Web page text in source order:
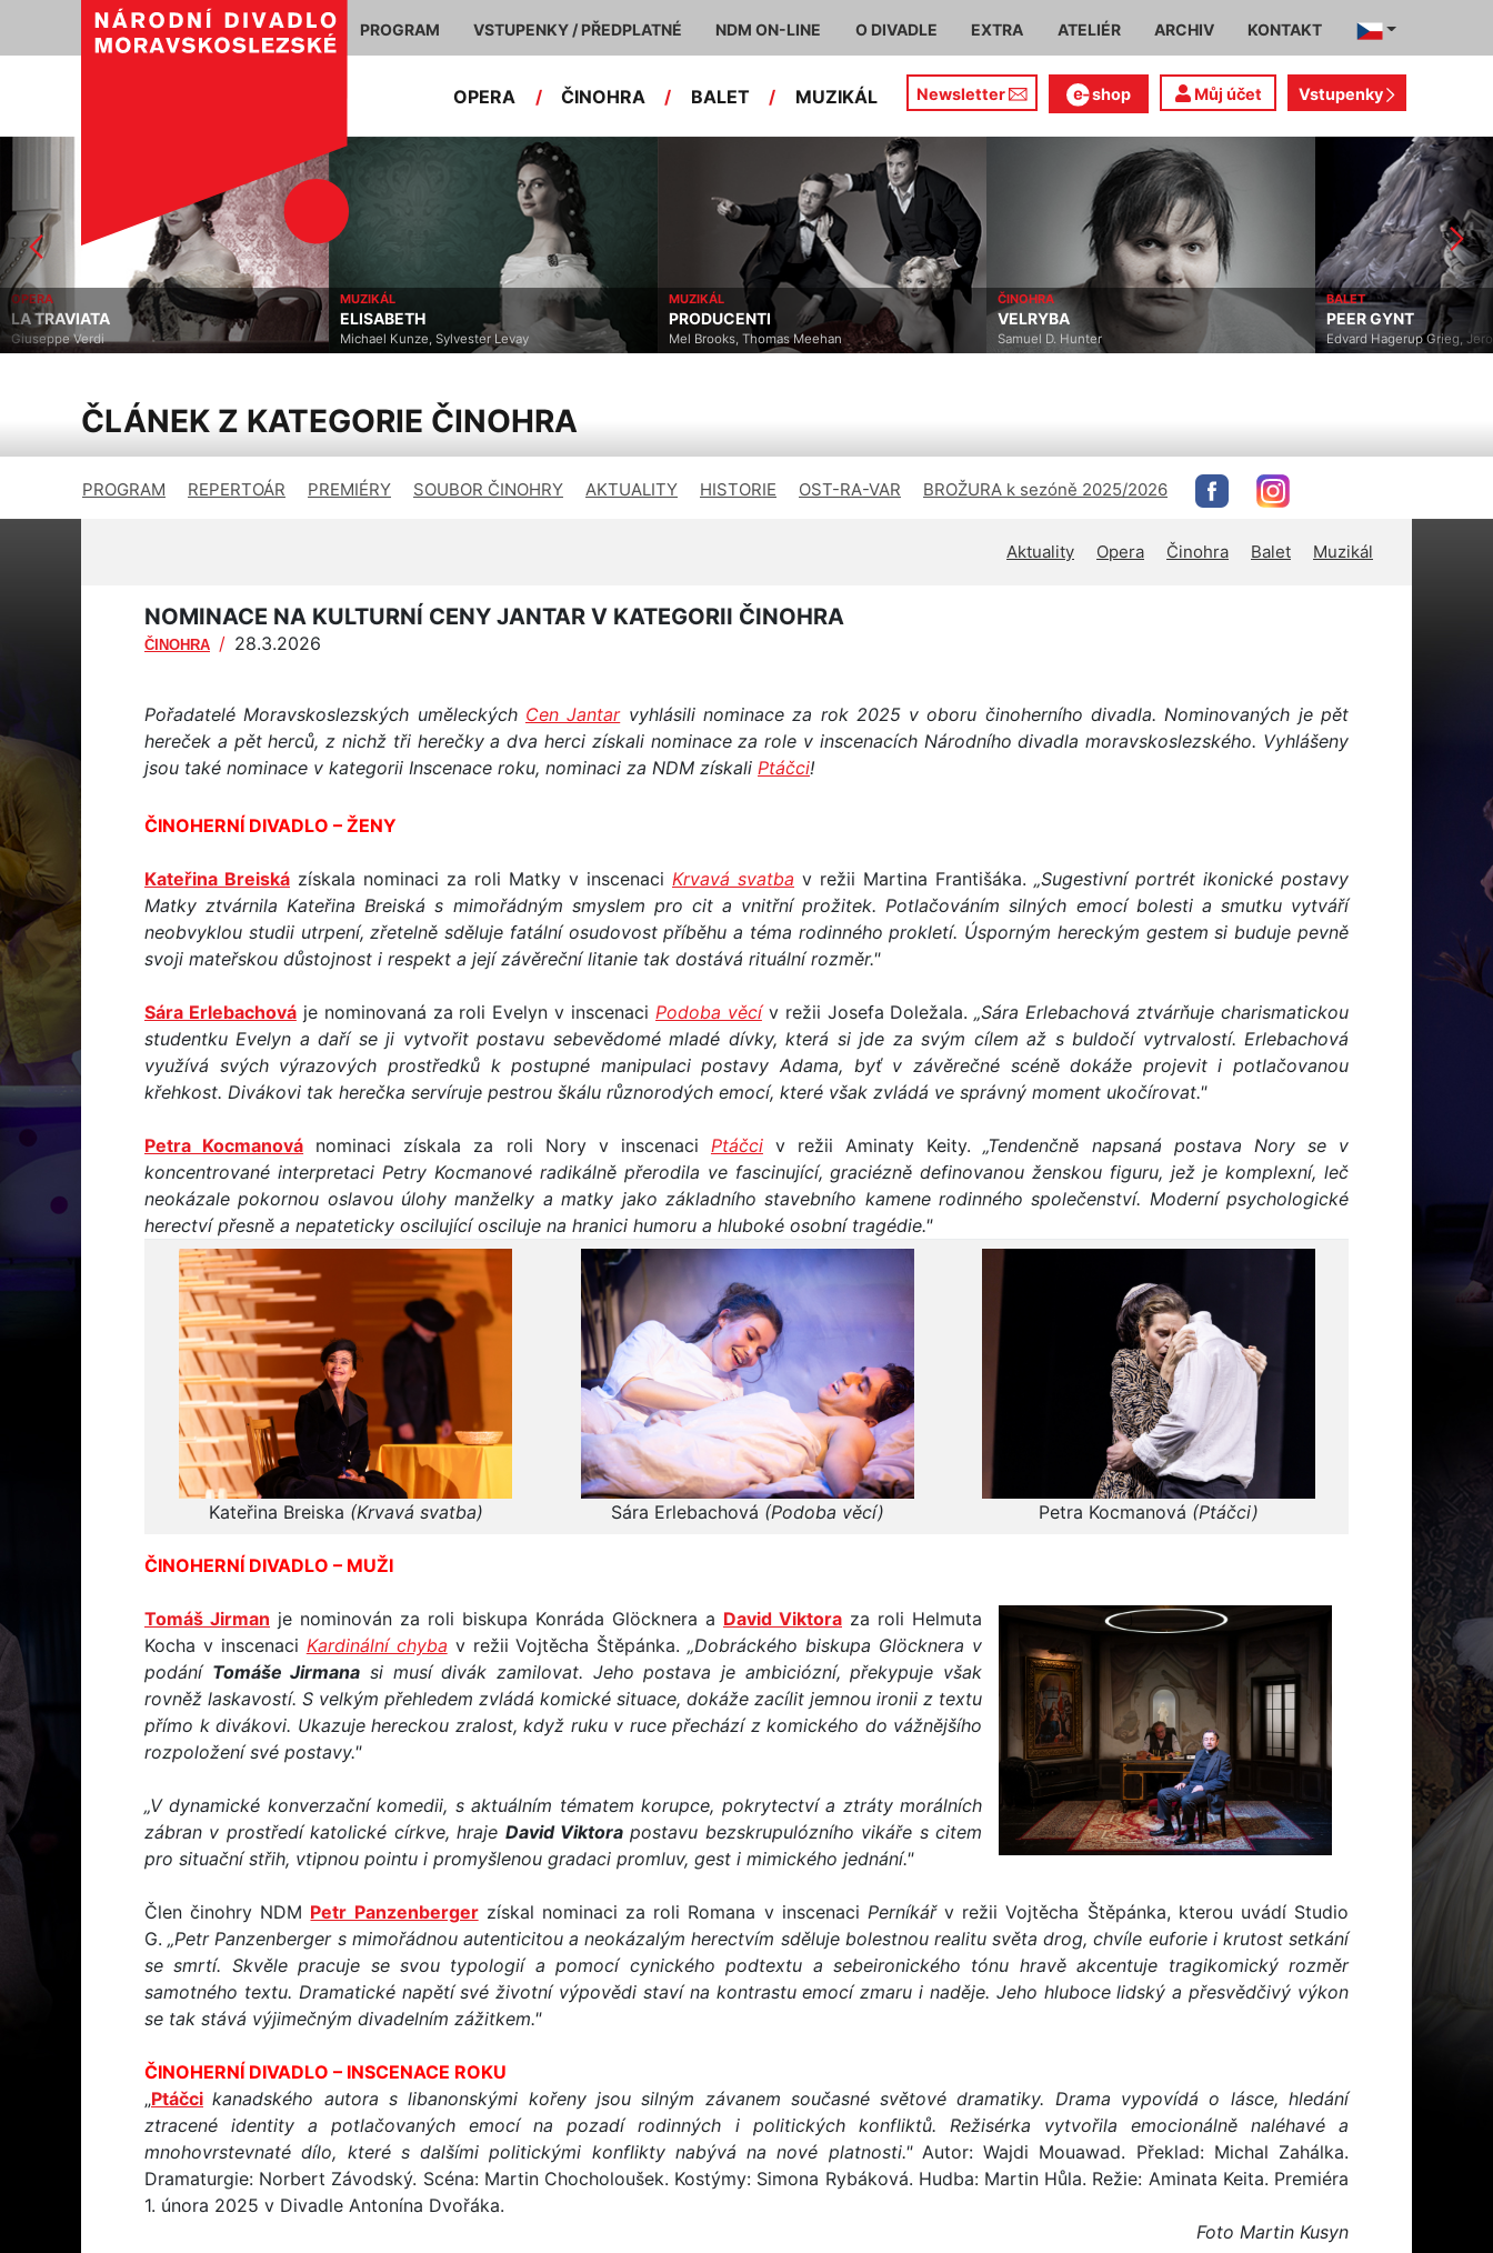
PROGRAM VSTUPENKY / PŘEDPLATNÉ NDM ON-LINE O DIVADLE EXTRA ATELIÉR ARCHIV KONTAKT
OPERA / ČINOHRA / BALET / MUZIKÁL Newsletter shop Můj účet Vstupenky
Verdi
MUZIKÁL
ELISABETH
Michael Kunze, Sylvester Levay
PRODUCENTI
Mel Brooks, Thomas Meehan
ČINOHRA
VELRYBA
Samuel D. Hunter
PEER GYNT
Edvard Hagerup Grieg, Jeroen
ČLÁNEK Z KATEGORIE ČINOHRA
PROGRAM REPERTOÁR PREMIÉRY SOUBOR ČINOHRY AKTUALITY HISTORIE OST-RA-VAR BROŽURA k sezóně 2025/2026
Aktuality Opera Činohra Balet Muzikál
NOMINACE NA KULTURNÍ CENY JANTAR V KATEGORII ČINOHRA
ČINOHRA / 28.3.2026
Pořadatelé Moravskoslezských uměleckých Cen Jantarvyhlásili nominace za rok 2025 v oboru činoherního divadla. Nominovaných je pět
hereček a pět herců, z nichž tři herečky a dva herci získali nominace za role v inscenacích Národního divadla moravskoslezského. Vyhlášeny
jsou také nominace v kategorii Inscenace roku, nominaci za NDM získali Ptáčci!
ČINOHERNÍ DIVADLO – ŽENY
Kateřina Breiská získala nominaci za roli Matky v inscenaci Krvavá svatba v režii Martina Františáka. „Sugestivní portrét ikonické postavy
Matky ztvárnila Kateřina Breiská s mimořádným smyslem pro cit a vnitřní prožitek. Potlačováním silných emocí bolesti a smutku vytváří
neobvyklou studii utrpení, zřetelně sděluje fatální osudovost příběhu a téma rodinného prokletí. Úsporným hereckým gestem si buduje pevně
svoji mateřskou důstojnost i respekt a její závěreční litanie tak dostává rituální rozměr."
Sára Erlebachováje nominovaná za roli Evelyn v inscenaciPodoba věcív režii Josefa Doležala.„Sára Erlebachová ztvárňuje charismatickou
studentku Evelyn a daří se ji vytvořit postavu sebevědomé mladé dívky, která si jde za svým cílem až s buldočí vytrvalostí. Erlebachová
využívá svých výrazových prostředků k postupné manipulaci postavy Adama, byť v závěrečné scéně dokáže projevit i potlačovanou
křehkost. Divákovi tak herečka servíruje pestrou škálu různorodých emocí, které však zvládá ve správný moment ukočírovat."
Petra Kocmanová nominaci získala za roli Nory v inscenaci Ptáčciv režii Aminaty Keity.„Tendenčně napsaná postava Nory se v
koncentrované interpretaci Petry Kocmanové radikálně přerodila ve fascinující, graciézně definovanou ženskou figuru, jež je komplexní, leč
neokázale pokornou oslavou úlohy manželky a matky jako základního stavebního kamene rodinného společenství. Moderní psychologické
herectví přesně a nepateticky oscilující osciluje na hranici humoru a hluboké osobní tragédie."
Kateřina Breiska (Krvavá svatba) Sára Erlebachová (Podoba věcí) Petra Kocmanová (Ptáčci)
ČINOHERNÍ DIVADLO – MUŽI
Tomáš Jirman je nominován za roli biskupa Konráda Glöcknera a David Viktora za roli Helmuta
Kocha v inscenaci Kardinální chyba v režii Vojtěcha Štěpánka.„Dobráckého biskupa Glöcknera v
podání Tomáše Jirmana si musí divák zamilovat. Jeho postava je ambiciózní, překypuje však
rovněž laskavostí. S velkým přehledem zvládá komické situace, dokáže zacílit jemnou ironii z textu
přímo k divákovi. Ukazuje hereckou zralost, když ruku v ruce přechází z komického do vážnějšího
rozpoložení své postavy."
„V dynamické konverzační komedii, s aktuálním tématem korupce, pokrytectví a ztráty morálních
zábran v prostředí katolické církve, hraje David Viktorapostavu bezskrupulózního vikáře s citem
pro situační střih, vtipnou pointu i promyšlenou gradaci promluv, gest i mimického jednání."
Člen činohry NDM Petr Panzenbergerzískal nominaci za roli Romana v inscenaci Perníkářv režii Vojtěcha Štěpánka, kterou uvádí Studio
G.„Petr Panzenberger s mimořádnou autenticitou a neokázalým herectvím sděluje bolestnou realitu světa drog, chvíle euforie i krutost setkání
se smrtí. Skvěle pracuje se svou typologií a pomocí cynického podtextu a sebeironického tónu hravě akcentuje tragikomický rozměr
samotného textu. Dramatické napětí své životní výpovědi staví na kontrastu emocí zmaru i naděje. Jeho hluboce lidský a přesvědčivý výkon
se tak stává výjimečným divadelním zážitkem."
ČINOHERNÍ DIVADLO – INSCENACE ROKU
„Ptáčci kanadského autora s libanonskými kořeny jsou silným závanem současné světové dramatiky. Drama vypovídá o lásce, hledání
ztracené identity a potlačovaných emocí na pozadí rodinných i politických konfliktů. Režisérka vytvořila emocionálně naléhavé a
mnohovrstevnaté dílo, které s dalšími politickými konflikty nabývá na nové platnosti."Autor: Wajdi Mouawad. Překlad: Michal Zahálka.
Dramaturgie: Norbert Závodský. Scéna: Martin Chocholoušek. Kostýmy: Simona Rybáková. Hudba: Martin Hůla. Režie: Aminata Keita. Premiéra
1. února 2025 v Divadle Antonína Dvořáka.
Foto Martin Kusyn